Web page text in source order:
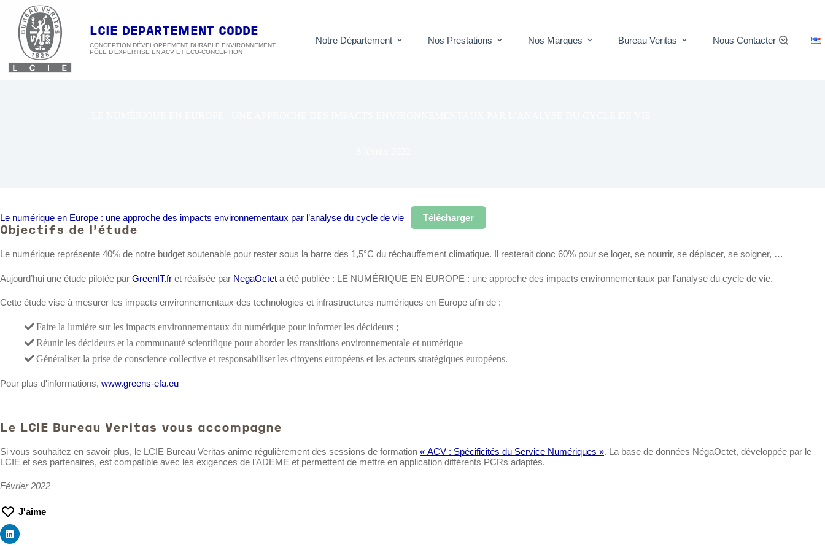
contenu
LCIE DEPARTEMENT CODDE
CONCEPTION DÉVELOPPEMENT DURABLE ENVIRONNEMENT Notre Département Nos Prestations Nos Marques Bureau Veritas Nous Contacter
Le numérique en Europe : une approche des impacts environnementaux par l’analyse du cycle de vie Télécharger
Objectifs de l'étude
Le numérique représente 40% de notre budget soutenable pour rester sous la barre des 1,5°C du réchauffement climatique. Il resterait donc 60% pour se loger, se nourrir, se déplacer, se soigner, …
Aujourd’hui une étude pilotée par GreenIT.fr et réalisée par NegaOctet a été publiée : LE NUMÉRIQUE EN EUROPE : une approche des impacts environnementaux par l’analyse du cycle de vie.
Cette étude vise à mesurer les impacts environnementaux des technologies et infrastructures numériques en Europe afin de :
Faire la lumière sur les impacts environnementaux du numérique pour informer les décideurs ;
Réunir les décideurs et la communauté scientifique pour aborder les transitions environnementale et numérique
Généraliser la prise de conscience collective et responsabiliser les citoyens européens et les acteurs stratégiques européens.
Pour plus d'informations, www.greens-efa.eu
Le LCIE Bureau Veritas vous accompagne
Si vous souhaitez en savoir plus, le LCIE Bureau Veritas anime régulièrement des sessions de formation « ACV : Spécificités du Service Numériques ». La base de données NégaOctet, développée par le
LCIE et ses partenaires, est compatible avec les exigences de l’ADEME et permettent de mettre en application différents PCRs adaptés.
Février 2022
J'aime